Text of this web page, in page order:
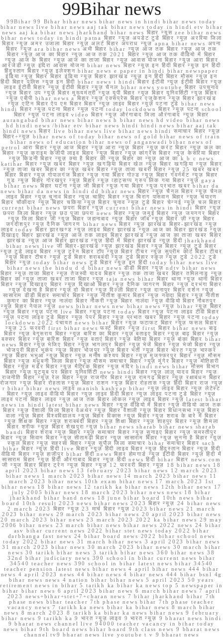
99Bihar news
99Bihar 99 Bihar bihar news bihar news in hindi bihar news today
bihar news live bihar news aaj tak bihar news today in hindi etv bihar
news aaj ka bihar news jharkhand bihar news बिहार न्यूस zee bihar news
bihar news today in hindi patna बिहार न्यूज़ अपडेट टुडे बिहार न्यूज़ अररिया जिला
बिहार न्यूज़ अमर उजाला बिहार न्यूज़ अलर्ट बिहार अपराध न्यूज़ apna bihar news अपना
बिहार न्यूज़ ara bihar news अभी बिहार bihar न्यूज़ आज तक बिहार न्यूज़ आज तक
बिहार न्यूज़ आज का बिहार न्यूज़ आज तक 2021 बिहार न्यूज़ आज तक वीडियो में बिहार
न्यूज़ आज के बिहार न्यूज़ आज का ताजा बिहार न्यूज़ आवास योजना बिहार न्यूज़ आरा बिहार
आरजेडी न्यूज़ इंदिरा आवास योजना bihar news बिहार न्यूज़ इन हिंदी बिहार न्यूज़ इन हिंदी
हिंदुस्तान बिहार न्यूज़ इलेक्शन bihar news e paper in hindi bihar newspaper
इंडिया न्यूज़ बिहार बिहार इंडिया न्यूज़ बिहार झारखंड न्यूज़ इन हिंदी बिहार मौसम न्यूज़ इन
हिंदी बिहार पुलिस न्यूज़ इन हिंदी bihar news i hindi बिहार ईटीवी न्यूज़ ईटीवी बिहार न्यूज़
लाइव ईटीवी बिहार न्यूज़ ईटीवी बिहार न्यूज़ चैनल bihar news youtube बिहार उपचुनाव
न्यूज़ बिहार उप न्यूज़ बिहार मुख्यमंत्री न्यूज़ यूपी बिहार न्यूज़ बिहार यूनिवर्सिटी न्यूज़ बिहार
न्यूज़ एबीपी bihar news a बिहार न्यूज़ एक्सप्रेस बिहार एजुकेशन न्यूज़ बिहार झारखंड
न्यूज़ एटिन बिहार ऐप एम बिहार बिहार न्यूज़ लाइव बिहार न्यूज़ पटना टुडे bihar news
hindi बिहार न्यूज़ पटना बिहार न्यूज़ पटना today lockdown बिहार न्यूज़ पटना school
बिहार न्यूज़ पटना लाइव video बिहार न्यूज़ औरंगाबाद जिला औरंगाबाद न्यूज़ बिहार
aurangabad bihar news bihar news h bihar news hd video bihar news
hd hindi news /bihar etv bihar news hindi hindi news bihar aaj tak
hindi news बिहार live bihar news live bihar news hindi समाचार बिहार न्यूज़
बिहार+न्यूज़ bihar news of today bihar news of gold bihar news of train
bihar news of education bihar news of anganwadi bihar news of
petrol आरा बिहार न्यूज़ आज बिहार न्यूज़ आरा न्यूज़ बिहार न्यूज़ करंट बिहार न्यूज़ कल का
बिहार न्यूज़ क्राइम केजीपी लाइव बिहार न्यूज़ बिहार न्यूज़ कांग्रेस बिहार न्यूज़ केसरिया बिहार
न्यूज़ किडनी बिहार न्यूज़ क्या है बिहार की न्यूज़ बिहार का न्यूज़ आज का k b c news
katihar बिहार न्यूज़ खबर बिहार न्यूज़ खगड़िया बिहार खेल न्यूज़ बिहार खगड़िया न्यूज़ बिहार
न्यूज़ ताजा खबर बिहार का न्यूज़ खबर बिहार न्यूज़ ताजा खबरी बिहार न्यूज़ 25 खबर खबर
बिहार बिहार न्यूज़ गोपालगंज बिहार न्यूज़ गया बिहार गोल्ड न्यूज़ बिहार गवर्नमेंट न्यूज़ बिहार
गुड न्यूज़ बिहार गोरखपुर न्यूज़ बिहार न्यूज़ व्हाट्सप्प ग्रुप लिंक गया बिहार न्यूज़ gaya
bihar news बिहार घटना न्यूज़ जी बिहार न्यूज़ गया बिहार न्यूज़ प्रभात खबर bihar da
news bihar da news in hindi dd bihar news बिहार न्यूज़ चैनल बिहार न्यूज़ चैनल
लाइव बिहार न्यूज़ चुनाव बिहार न्यूज़ चाहिए बिहार न्यूज़ चिराग पासवान बिहार न्यूज़ चंपारण
बिहार चौकीदार न्यूज़ बिहार चकिया न्यूज़ बिहार चुनाव न्यूज़ टुडे बिहार चेन्नई न्यूज़ चल बिहार
current bihar news छपरा बिहार न्यूज़ current bihar news in hindi बिहार न्यूज़
छपरा जिला बिहार न्यूज़ छठ पूजा छपरा news बिहार न्यूज़ जमुई बिहार न्यूज़ जयनगर बिहार
न्यूज़ जिला बिहार जी न्यूज़ बिहार जहानाबाद न्यूज़ बिहार जॉब न्यूज़ बिहार ज़ी न्यूज़ बिहार
जगदीशपुर न्यूज़ दैनिक जागरण bihar news बिहार न्यूज़ झारखंड बिहार-झारखंड न्यूज़
लाइव today बिहार झारखण्ड न्यूज़ लाइव बिहार झारखंड न्यूज़ आज का बिहार झारखंड न्यूज़
दिखाइए बिहार झारखंड न्यूज़ आज तक लाइव बिहार झारखंड न्यूज़ आज का ताजा खबर बिहार
झारखंड न्यूज़ आज बिहार झारखंड न्यूज़ हिंदी में बिहार झारखंड न्यूज़ हिंदी jharkhand
bihar news live जी बिहार-झारखंड न्यूज़ झारखंड बिहार न्यूज़ बिहार न्यूज़ टुडे बिहार
न्यूज़ टुडे लाइव बिहार न्यूज़ ट्रेन बिहार टॉप न्यूज़ बिहार टीचर न्यूज़ सुप्रीम कोर्ट बिहार टीचर
न्यूज़ बिहार टीचर न्यूज़ टुडे बिहार शराबबंदी न्यूज़ टुडे बिहार स्कूल न्यूज़ टुडे 2022 टुडे
बिहार न्यूज़ today bihar news टुडे बिहार न्यूज़ इन हिंदी today bihar news live
bihar news the hindu d d bihar news डीडी बिहार न्यूज़ ndtv bihar news
बिहार न्यूज़ ताजा बिहार न्यूज़ तेजस्वी यादव बिहार न्यूज़ तक ताजा खबर बिहार तमिलनाडु न्यूज़
बिहार का न्यूज़ ताजा खबर ताजा बिहार न्यूज़ taja news bihar बिहार थाना न्यूज़ थाना बिहार
बिहार न्यूज़ दिखाइए बिहार न्यूज़ दिखाओ बिहार न्यूज़ दैनिक जागरण बिहार न्यूज़ दरभंगा बिहार
न्यूज़ देखना है बिहार न्यूज़ दो बिहार न्यूज़ दिल्ली बिहार न्यूज़ दानापुर बिहार दर्शन न्यूज़
सासाराम डीडी बिहार समाचार बिहार न्यूज़ नीतीश कुमार बिहार न्यूज़ नवादा बिहार न्यूज़ नीतीश
कुमार का बिहार न्यूज़ नालंदा बिहार नौकरी न्यूज़ बिहार नालंदा न्यूज़ वीडियो बिहार नौबतपुर
न्यूज़ बिहार नेपाल न्यूज़ news bihar news new bihar news न्यूज़ bihar न्यूज़ बिहार
न्यूज़ बिहार न्यूज़ पटना live बिहार न्यूज़ पटना today बिहार न्यूज़ पटना लाइव टीवी बिहार
न्यूज़ पटना लाइव टुडे बिहार न्यूज़ पेपर बिहार न्यूज़ प्रभात खबर बिहार न्यूज़ पटना today
lockdown 2022 पंचायत news bihar बिहार न्यूज़ फटाफट बिहार न्यूज़ फसल बिहार
न्यूज़ 25 फरवरी first bihar news फर्स्ट बिहार न्यूज़ first बिहार bihar news बाढ़
बिहार न्यूज़ बेगूसराय बिहार न्यूज़ बारिश का बिहार न्यूज़ बताइए बिहार न्यूज़ बाढ़ बिहार न्यूज़
बक्सर बिहार न्यूज़ बारिश बिहार न्यूज़ बताएं बिहार न्यूज़ बेतिया बिहार न्यूज़ बांका बिहार bihar
news बिहार न्यूज़ भेजिए बिहार न्यूज़ भागलपुर बिहार न्यूज़ भेजें बिहार न्यूज़ भेजो बिहार न्यूज़
भोजपुरी बिहार भूकंप न्यूज़ बिहार भोजपुर न्यूज़ बिहार भर्ती न्यूज़ बिहार भारत न्यूज़ भास्कर
न्यूज़ बिहार भभुआ न्यूज़ बिहार न्यूज़ मनीष कश्यप बिहार न्यूज़ मुजफ्फरपुर बिहार न्यूज़ मौसम
बिहार न्यूज़ मधुबनी जिला बिहार न्यूज़ मौसम समाचार बिहार न्यूज़ मुंगेर बिहार न्यूज़ मोतिहारी
बिहार न्यूज़ मर्डर बिहार न्यूज़ मैट्रिक बिहार न्यूज़ मंदिर hindi news bihar मौसम विभाग
बिहार न्यूज़ यूट्यूब पर बिहार यूनिवर्सिटी news hindi बिहार न्यूज़ लालू यादव बिहार न्यूज़
राजनीति बिहार न्यूज़ रेल बिहार न्यूज़ राजगीर बिहार न्यूज़ रामगढ़ बिहार न्यूज़ रक्षाबंधन बिहार
रोजगार न्यूज़ बिहार रोहतास न्यूज़ बिहार राशन न्यूज़ बिहार रोहतास न्यूज़ हिंदी बिहार राज न्यूज़
r bihar bihar news लाइव manish kashyap bihar न्यूज़ लाइव बिहार न्यूज़ लेटेस्ट
बिहार न्यूज़ लाइव वीडियो बिहार न्यूज़ लाइव हिंदी बिहार न्यूज़ लाइव पटना टुडे बिहार न्यूज़
लाइव पटना बिहार लाइव न्यूज़ आज तक बिहार लोकल न्यूज़ लाइव बिहार न्यूज़ latest bihar
news in hindi latest bihar news बिहार न्यूज़ वीडियो में बिहार न्यूज़ वीडियो आज तक
बिहार न्यूज़ वैशाली जिला बिहार वेअथेर न्यूज़ बिहार वैशाली न्यूज़ बिहार विधानसभा न्यूज़ बिहार
वाला न्यूज़ बिहार विश्वविद्यालय न्यूज़ बिहार विकास न्यूज़ बिहार न्यूज़ शराब के बारे में बिहार
न्यूज़ शिक्षक बिहार न्यूज़ शराबबंदी बिहार न्यूज़ शिक्षा बिहार न्यूज़ शाहपुर बिहार न्यूज़ शिमला
बिहार शरीफ न्यूज़ बिहार शेखपुरा न्यूज़ bihar news sharab bihar news sharab
bandi बिहार शराब न्यूज़ बिहार न्यूज़ समाचार बिहार न्यूज़ सुनाइए बिहार न्यूज़ समस्तीपुर
बिहार न्यूज़ सिवान बिहार न्यूज़ सीतामढ़ी बिहार न्यूज़ सासाराम बिहार न्यूज़ सुनना है बिहार न्यूज़
स्कूल बिहार न्यूज़ सहरसा बिहार न्यूज़ सुपौल जिला समाचार bihar समाचार बिहार sach
bihar बिहार न्यूज़ हिंदी live बिहार न्यूज़ हिंदी लाइव बिहार न्यूज़ हिंदुस्तान बिहार न्यूज़ हिंदी
वीडियो बिहार न्यूज़ हाजीपुर bihar हिंदी news बिहार होमगार्ड न्यूज़ ईटीवी बिहार न्यूज़ हिंदी में
सासाराम बिहार न्यूज़ हिंदी औरंगाबाद बिहार न्यूज़ हिंदी news हिंदी bihar बिहार news.com
जी न्यूज बिहार बिहार ट्रेन न्यूज़ बिहार न्यूज़ 12 फरवरी बिहार न्यूज़ 18 bihar news 18
april 2023 bihar news 13 february 2023 bihar news 12 march 2023
bihar news 1 march 2023 bihar news 14 march 2023 bihar news 11
march 2023 bihar news 10th exam bihar news 17 march 2023 1st
bihar news 18 bihar news 12 tarikh ka bihar news 12th bihar news 17
july 2005 bihar news 18 march 2023 bihar news news 18 bihar
jharkhand bihar band news 18 june bihar board 10th news bihar
board 10th result 2023 news bihar news 2023 बिहार न्यूज़ 24 bihar news
2 march 2023 बिहार न्यूज़ 23 मार्च बिहार न्यूज़ 2023 bihar news 21 march
2023 bihar news 29 march 2023 bihar news 20 april 2023 bihar news
20 march 2023 bihar news 23 march 2023 2022 ka bihar news 29 may
2006 bihar news 23 march bihar news bihar news 2022 news 24 bihar
asv bihar current news 2022 bihar stet news today 2022 bihar
darbhanga fast news 24 bihar board news 2022 bihar school news
today 2022 bihar news 31 march bihar news 3 april 2023 bihar news
31 march 2023 bihar news 30 march 2023 bihar news 30 march bihar
news 30 tarikh bihar news 3 tarikh bihar news 360 bihar news 38
32nd bihar judiciary news 390 school in bihar current news bihar
34540 teacher news 390 school in bihar latest news bihar 34540
teacher pension latest news bihar news 4 april bihar news 444 bihar
news 4 april 2023 news 44 bihar news 4 bihar news 444 bihar bsnl 4g
bihar news news 4 nation bihar bihar news 5 april 2023 50 years
retirement news in bihar 5 tarikh ka bihar ka news top 5 newspaper in
bihar bihar news 6 april 2023 bihar news 6 march bihar news 7 april
2023 news+bihar+stet+7+charan news 7 bihar jharkhand bihar 7th
phase news bihar teacher 7th phase news bihar 7th phase teacher
vacancy news 7 tarikh ka news bihar ka bihar news 8 march bihar
news 8 march 2023 8 tarikh ka bihar ka news bihar news 9 february
bihar news 9 tarikh ka 9 भारत न्यूज़ लाइव 9 भारत न्यूज़ 9 bharat news hindi
9 bharat news channel live 94000 teacher vacancy in bihar today
news bihar 9th board news bihar board 9th class news 9 bharat news
channel tv9 bharat news live youtube t v 9 bharat news